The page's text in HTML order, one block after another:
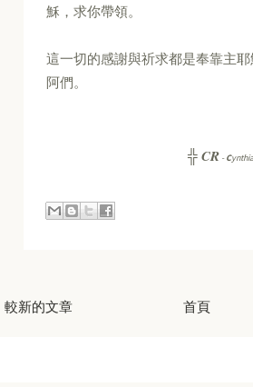
穌，求你帶領。
這一切的感謝與祈求都是奉靠主耶
阿們。
╬CR -C
較新的文章 首頁